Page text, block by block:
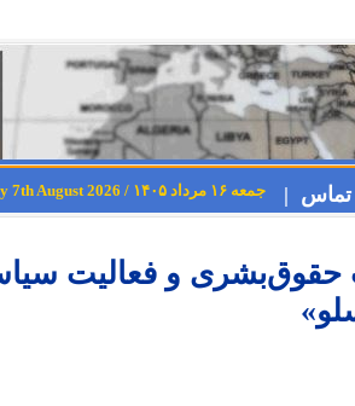
تماس | جمعه ۱۶ مرداد ۱۴۰۵ / Friday 7th August 2026
حقوق‌بشری و فعالیت